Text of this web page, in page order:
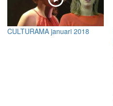
CULTURAMA januari 2018